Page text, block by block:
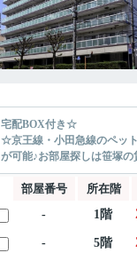
宅配BOX付き☆
☆京王線・小田急線のペッ
が可能♪お部屋探しは笹塚
部屋番号 所在階
-
1階
- 5階